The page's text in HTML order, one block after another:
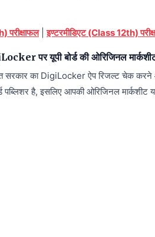
परीक्षाफल|इण्टरमीडिएट (Class 12th)
पर यूपी बोर्ड की ओरिजिनल
सरकार का DigiLocker ऐप रिजल्ट चेक करने
है, इसलिए आपकी ओरिजिनल मार्कशीट